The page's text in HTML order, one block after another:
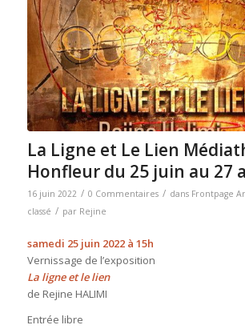
La Ligne et Le Lien
Honfleur du 25 juin au 27
16 juin 2022 / 0 Commentaires / dans Frontpage
classé / par Rejine
samedi 25 juin 2022 à 15h
Vernissage de l’exposition
La ligne et le lien
de Rejine HALIMI
Entrée libre